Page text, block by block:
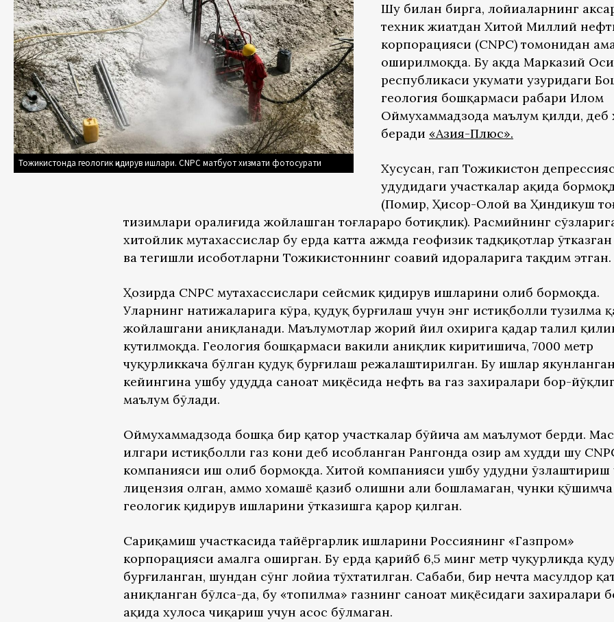
Тожикистонда геологик қидирув ишлари. CNPC матбуот хизмати фотосурати
Шу билан бирга, лойиҳаларнинг
техник жиҳатдан Хитой Миллий
корпорацияси (CNPC) томонидан
оширилмоқда. Бу ҳақда Марказий
республикаси ҳукумати ҳузуридаги
геология бошқармаси раҳбари Илҳом
Оймухаммадзода маълум қилди, деб
беради «Азия-Плюс».
Хусусан, гап Тожикистон
ҳудудидаги участкалар ҳақида
(Помир, Ҳисор-Олой ва Ҳиндикуш
тизимлари оралиғида жойлашган тоғлараро ботиқлик). Расмийнинг
хитойлик мутахассислар бу ерда катта ҳажмда геофизик тадқиқотлар ўтказган
ва тегишли ҳисоботларни Тожикистоннинг соҳавий идораларига тақдим этган.
Ҳозирда CNPC мутахассислари сейсмик қидирув ишларини олиб бормоқда.
Уларнинг натижаларига кўра, қудуқ бурғилаш учун энг истиқболли тузилма
жойлашгани аниқланади. Маълумотлар жорий йил охирига қадар таҳлил
кутилмоқда. Геология бошқармаси вакили аниқлик киритишича, 7000 метр
чуқурликкача бўлган қудуқ бурғилаш режалаштирилган. Бу ишлар
кейингина ушбу ҳудудда саноат миқёсида нефть ва газ захиралари бор-
маълум бўлади.
Оймухаммадзода бошқа бир қатор участкалар бўйича ҳам маълумот берди.
илгари истиқболли газ кони деб ҳисобланган Рангонда ҳозир ҳам худди шу
компанияси иш олиб бормоқда. Хитой компанияси ушбу ҳудудни ўзлаштириш
лицензия олган, аммо хомашё қазиб олишни ҳали бошламаган, чунки қўшимча
геологик қидирув ишларини ўтказишга қарор қилган.
Сариқамиш участкасида тайёргарлик ишларини Россиянинг «Газпром»
корпорацияси амалга оширган. Бу ерда қарийб 6,5 минг метр чуқурликда
бурғиланган, шундан сўнг лойиҳа тўхтатилган. Сабаби, бир нечта маҳсулдор
аниқланган бўлса-да, бу «топилма» газнинг саноат миқёсидаги захиралари
ҳақида хулоса чиқариш учун асос бўлмаган.